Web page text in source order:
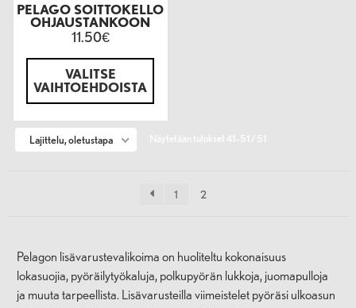
PELAGO SOITTOKELLO
OHJAUSTANKOON
11.50€
VALITSE
VAIHTOEHDOISTA
Lajittelu, oletustapa Näytetään tulokset 41–51 / 51
1 2
Pelagon lisävarustevalikoima on huoliteltu kokonaisuus
lokasuojia, pyöräilytyökaluja, polkupyörän lukkoja, juomapulloja
ja muuta tarpeellista. Lisävarusteilla viimeistelet pyöräsi ulkoasun